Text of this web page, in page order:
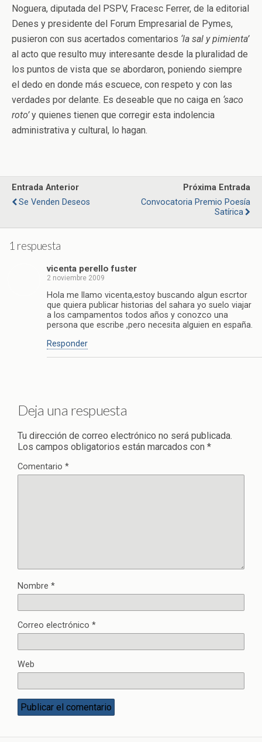
Noguera, diputada del PSPV, Fracesc Ferrer, de la editorial
Denes y presidente del Forum Empresarial de Pymes,
pusieron con sus acertados comentarios ‘la sal y pimienta’
al acto que resulto muy interesante desde la pluralidad de
los puntos de vista que se abordaron, poniendo siempre
el dedo en donde más escuece, con respeto y con las
verdades por delante. Es deseable que no caiga en ‘saco
roto’y quienes tienen que corregir esta indolencia
administrativa y cultural, lo hagan.
Entrada Anterior
Se Venden Deseos
Próxima Entrada
Convocatoria Premio Poesía
Satírica
1 respuesta
vicenta perello fuster
2 noviembre 2009
Hola me llamo vicenta,estoy buscando algun escrtor
que quiera publicar historias del sahara yo suelo viajar
a los campamentos todos años y conozco una
persona que escribe ,pero necesita alguien en españa.
Responder
Deja una respuesta
Tu dirección de correo electrónico no será publicada.
Los campos obligatorios están marcados con *
Comentario *
Nombre *
Correo electrónico *
Web